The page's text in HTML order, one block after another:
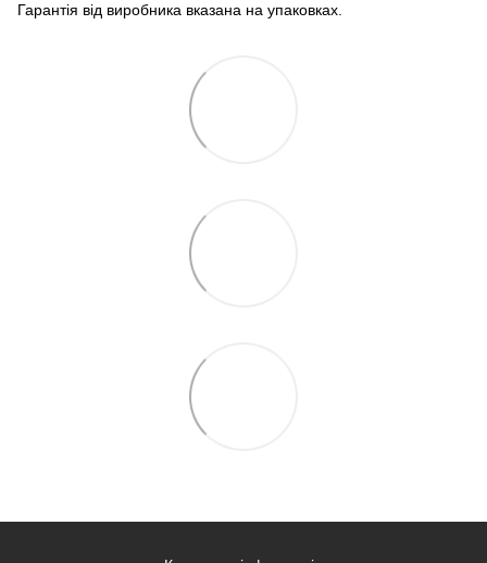
Гарантія від виробника вказана на упаковках.